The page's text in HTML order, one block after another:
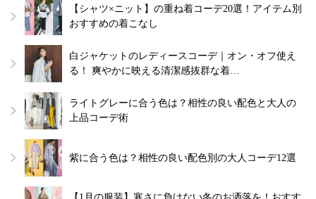
【シャツ×ニット】の重ね着コーデ20選！アイテム別
おすすめの着こなし
白ジャケットのレディースコーデ｜オン・オフ使え
る！ 爽やかに映える清潔感抜群な着…
ライトグレーに合う色は？相性の良い配色と大人の
上品コーデ術
紫に合う色は？相性の良い配色別の大人コーデ12選